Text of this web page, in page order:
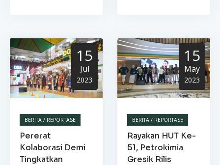
15
Jul
2023
BERITA / REPORTASE
Pererat
Kolaborasi Demi
Tingkatkan
15
May
2023
BERITA / REPORTASE
Rayakan HUT Ke-
51, Petrokimia
Gresik Rilis